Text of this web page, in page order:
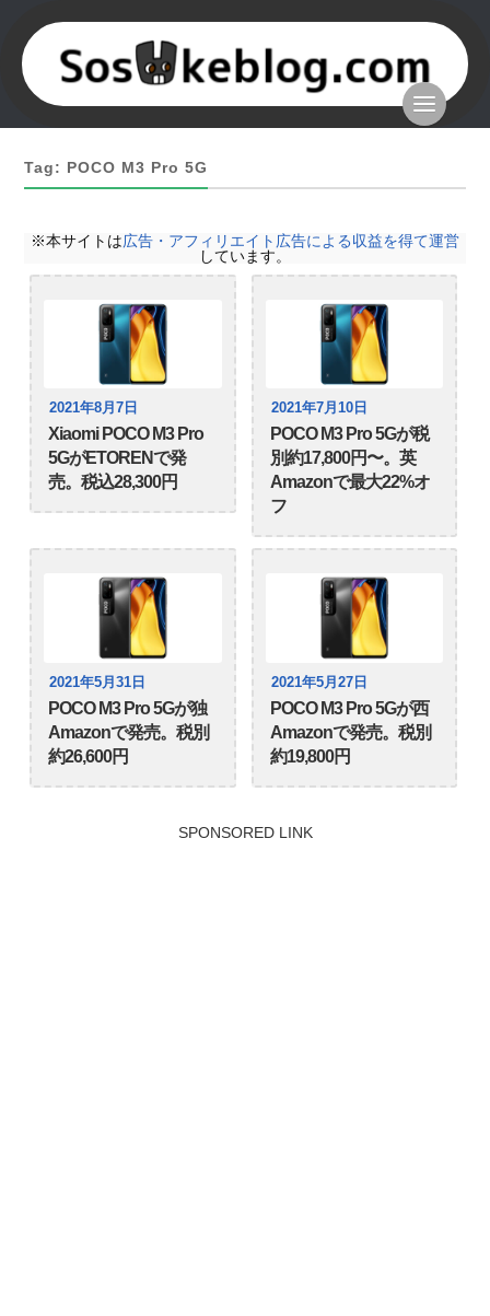
Tag: POCO M3 Pro 5G
※本サイトは広告・アフィリエイト広告による収益を得て運営
しています。
2021年8月7日
Xiaomi POCO M3 Pro
5GがETORENで発
売。税込28,300円
2021年7月10日
POCO M3 Pro 5Gが税
別約17,800円〜。英
Amazonで最大22%オ
フ
2021年5月31日
POCO M3 Pro 5Gが独
Amazonで発売。税別
約26,600円
2021年5月27日
POCO M3 Pro 5Gが西
Amazonで発売。税別
約19,800円
SPONSORED LINK